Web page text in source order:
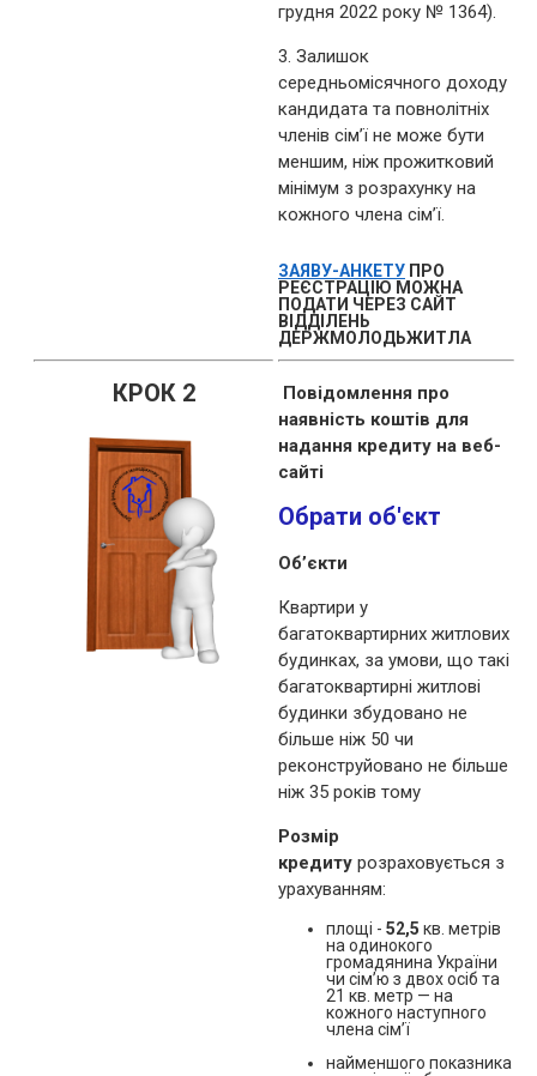
грудня 2022 року № 1364).
3. Залишок
середньомісячного доходу
кандидата та повнолітніх
членів сім’ї не може бути
меншим, ніж прожитковий
мінімум з розрахунку на
кожного члена сім’ї.
ЗАЯВУ-АНКЕТУ ПРО
РЕЄСТРАЦІЮ МОЖНА
ПОДАТИ ЧЕРЕЗ САЙТ
ВІДДІЛЕНЬ
ДЕРЖМОЛОДЬЖИТЛА
КРОК 2
Повідомлення про
наявність коштів для
надання кредиту на веб-
сайті
Обрати об'єкт
Об’єкти
Квартири у
багатоквартирних житлових
будинках, за умови, що такі
багатоквартирні житлові
будинки збудовано не
більше ніж 50 чи
реконструйовано не більше
ніж 35 років тому
Розмір
кредиту розраховується з
урахуванням:
площі - 52,5 кв. метрів
на одинокого
громадянина України
чи сім’ю з двох осіб та
21 кв. метр — на
кожного наступного
члена сім’ї
найменшого показника